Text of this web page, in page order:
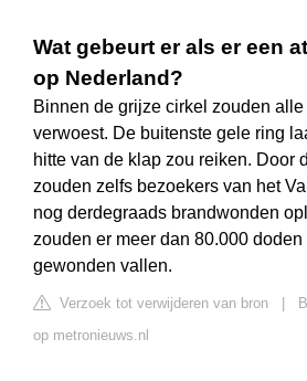
Wat gebeurt er als er een
op Nederland?
Binnen de grijze cirkel zouden
verwoest. De buitenste gele ring
hitte van de klap zou reiken. Door
zouden zelfs bezoekers van het
nog derdegraads brandwonden
zouden er meer dan 80.000
gewonden vallen.
Verzoek tot verwijderen van bron
op metronieuws.nl